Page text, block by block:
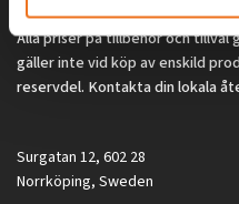
Alla priser på tillbehör och tillval
gäller inte vid köp av enskild
reservdel. Kontakta din lokala
Surgatan 12, 602 28
Norrköping, Sweden